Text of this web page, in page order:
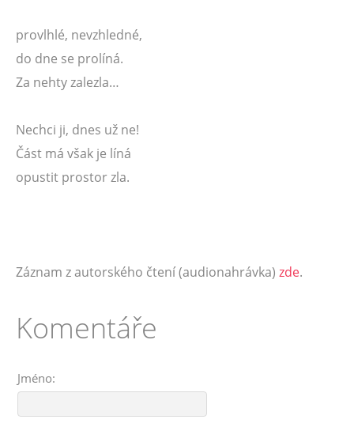
provlhlé, nevzhledné,
do dne se prolíná.
Za nehty zalezla…
Nechci ji, dnes už ne!
Část má však je líná
opustit prostor zla.
Záznam z autorského čtení (audionahrávka) zde.
Komentáře
Jméno: